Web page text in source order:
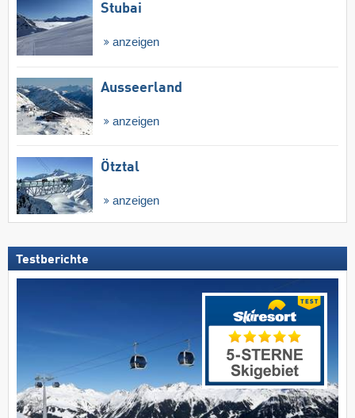
Stubai
anzeigen
Ausseerland
anzeigen
Ötztal
anzeigen
Testberichte